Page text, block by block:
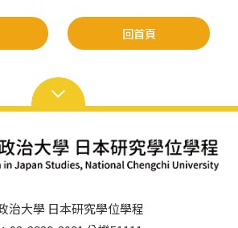
回首頁
治大學 日本研究學位學程